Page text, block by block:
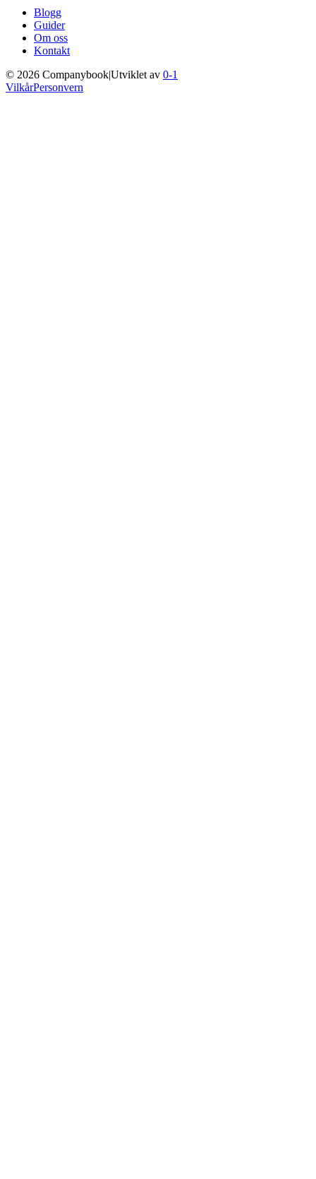
Blogg
Guider
Om oss
Kontakt
© 2026 Companybook|Utviklet av 0-1
VilkårPersonvern